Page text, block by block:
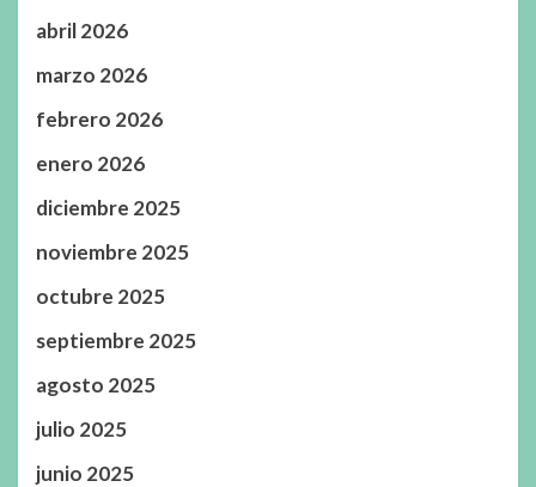
abril 2026
marzo 2026
febrero 2026
enero 2026
diciembre 2025
noviembre 2025
octubre 2025
septiembre 2025
agosto 2025
julio 2025
junio 2025